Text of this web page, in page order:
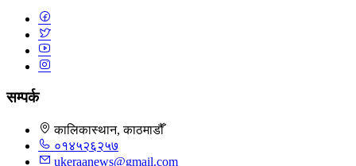
सम्पर्क
कालिकास्थान, काठमाडौँ
०१४५२६२५७
ukeraanews@gmail.com